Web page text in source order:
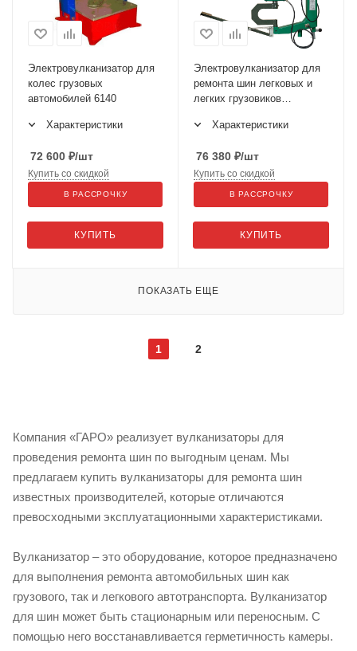
Электровулканизатор для
колес грузовых
автомобилей 6140
Характеристики
72 600 ₽/шт
КУПИТЬ
Купить со скидкой
В РАССРОЧКУ
Электровулканизатор для
ремонта шин легковых и
легких грузовиков
Характеристики
76 380 ₽/шт
КУПИТЬ
Купить со скидкой
В РАССРОЧКУ
ПОКАЗАТЬ ЕЩЕ
1 2
Компания «ГАРО» реализует вулканизаторы для
проведения ремонта шин по выгодным ценам. Мы
предлагаем купить вулканизаторы для ремонта шин
известных производителей, которые отличаются
превосходными эксплуатационными характеристиками.
Вулканизатор – это оборудование, которое предназначено
для выполнения ремонта автомобильных шин как
грузового, так и легкового автотранспорта. Вулканизатор
для шин может быть стационарным или переносным. С
помощью него восстанавливается герметичность камеры.